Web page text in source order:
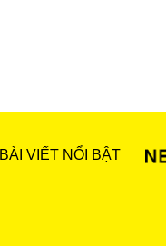
BÀI VIẾT NỔI BẬT